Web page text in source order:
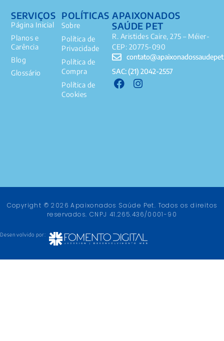
POLÍTICAS
Sobre
Política de
Privacidade
Política de
Compra
Política de
Cookies
SERVIÇOS
Página Inicial
Planos e
Carência
Blog
Glossário
APAIXONADOS
SAÚDE PET
R. Aristides Caire, 275 – Méier-
CEP: 20775-090
SAC: (21) 2042-2557
Copyright © 2026 Apaixonados Saúde Pet. Todos os direitos
reservados. CNPJ 41.265.436/0001-90
Desenvolvido por: